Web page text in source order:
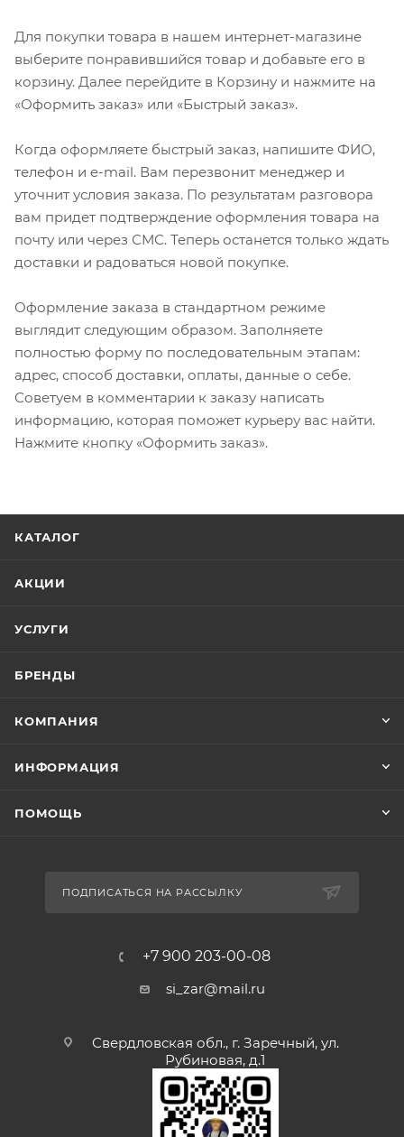
Для покупки товара в нашем интернет-магазине
выберите понравившийся товар и добавьте его в
корзину. Далее перейдите в Корзину и нажмите на
«Оформить заказ» или «Быстрый заказ».
Когда оформляете быстрый заказ, напишите ФИО,
телефон и e-mail. Вам перезвонит менеджер и
уточнит условия заказа. По результатам разговора
вам придет подтверждение оформления товара на
почту или через СМС. Теперь останется только ждать
доставки и радоваться новой покупке.
Оформление заказа в стандартном режиме
выглядит следующим образом. Заполняете
полностью форму по последовательным этапам:
адрес, способ доставки, оплаты, данные о себе.
Советуем в комментарии к заказу написать
информацию, которая поможет курьеру вас найти.
Нажмите кнопку «Оформить заказ».
КАТАЛОГ
АКЦИИ
УСЛУГИ
БРЕНДЫ
КОМПАНИЯ
ИНФОРМАЦИЯ
ПОМОЩЬ
ПОДПИСАТЬСЯ НА РАССЫЛКУ
+7 900 203-00-08
si_zar@mail.ru
Свердловская обл., г. Заречный, ул.
Рубиновая, д.1